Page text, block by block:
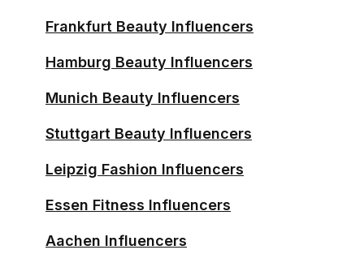
Frankfurt Beauty Influencers
Hamburg Beauty Influencers
Munich Beauty Influencers
Stuttgart Beauty Influencers
Leipzig Fashion Influencers
Essen Fitness Influencers
Aachen Influencers